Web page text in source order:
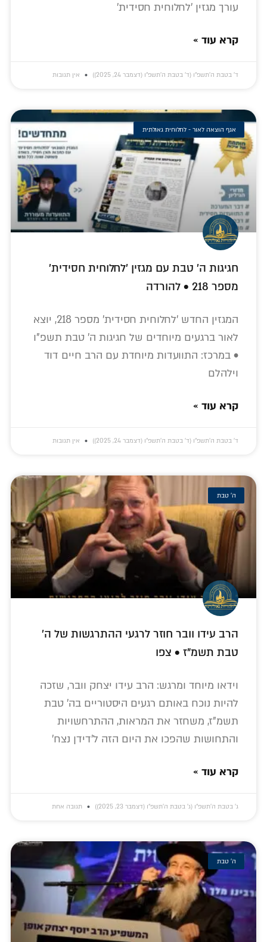
עורך מגזין 'לחלוחית חסידית'
קרא עוד »
ד׳ בטבת ה׳תשפ״ו (ד׳ בטבת ה׳תשפ״ו (דצמבר 24, 2025)) אין תגובות
אגף הוצאה לאור - לחלוחית גאולתית
חגיגות ה' טבת עם מגזין 'לחלוחית חסידית'
מספר 218 • להורדה
המגזין החדש 'לחלוחית חסידית' מספר 218, יוצא
לאור ברגעים מיוחדים של חגיגות ה' טבת תשפ"ו
• במרכז: התוועדות מיוחדת עם הרב חיים דוד
וילהלם
קרא עוד »
ד׳ בטבת ה׳תשפ״ו (ד׳ בטבת ה׳תשפ״ו (דצמבר 24, 2025)) אין תגובות
ה' טבת
הרב עידו וובר חוזר לרגעי ההתרגשות של ה'
טבת תשמ"ז • צפו
וידאו מיוחד ומרגש: הרב עידו יצחק וובר, שזכה
להיות נוכח באותם רגעים היסטוריים בה' טבת
תשמ"ז, משחזר את המראות, ההתרחשויות
והתחושות שהפכו את היום הזה ל'דידן נצח'
קרא עוד »
ג׳ בטבת ה׳תשפ״ו (ג׳ בטבת ה׳תשפ״ו (דצמבר 23, 2025)) תגובה אחת
ה' טבת